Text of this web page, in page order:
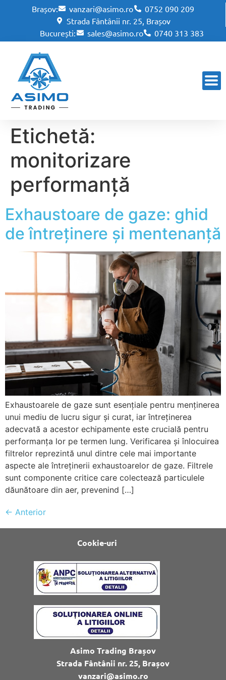
Brașov: vanzari@asimo.ro
0752 090 209
Strada Fântânii nr. 25, Brașov
București:
sales@asimo.ro 0740 313 383
Etichetă:
monitorizare
performanță
Exhaustoare de gaze: ghid
de întreținere și mentenanță
Exhaustoarele de gaze sunt esențiale pentru menținerea
unui mediu de lucru sigur și curat, iar întreținerea
adecvată a acestor echipamente este crucială pentru
performanța lor pe termen lung. Verificarea și înlocuirea
filtrelor reprezintă unul dintre cele mai importante
aspecte ale întreținerii exhaustoarelor de gaze. Filtrele
sunt componente critice care colectează particulele
dăunătoare din aer, prevenind […]
← Anterior
Cookie-uri
Asimo Trading Brașov
Strada Fântânii nr. 25, Brașov
vanzari@asimo.ro